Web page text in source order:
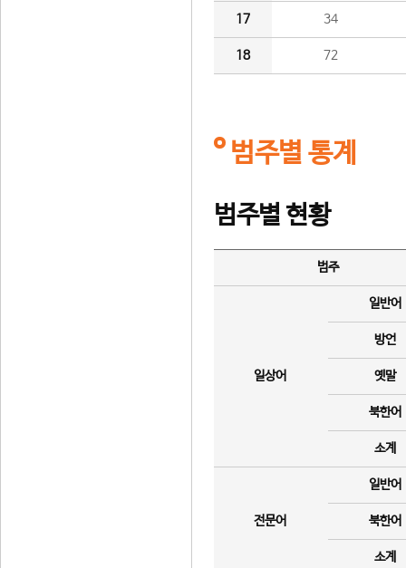
17 34
18 72
범주별 통계
범주별 현황
범주
일상어
일반어
방언
옛말
북한어
소계
전문어
일반어
북한어
소계